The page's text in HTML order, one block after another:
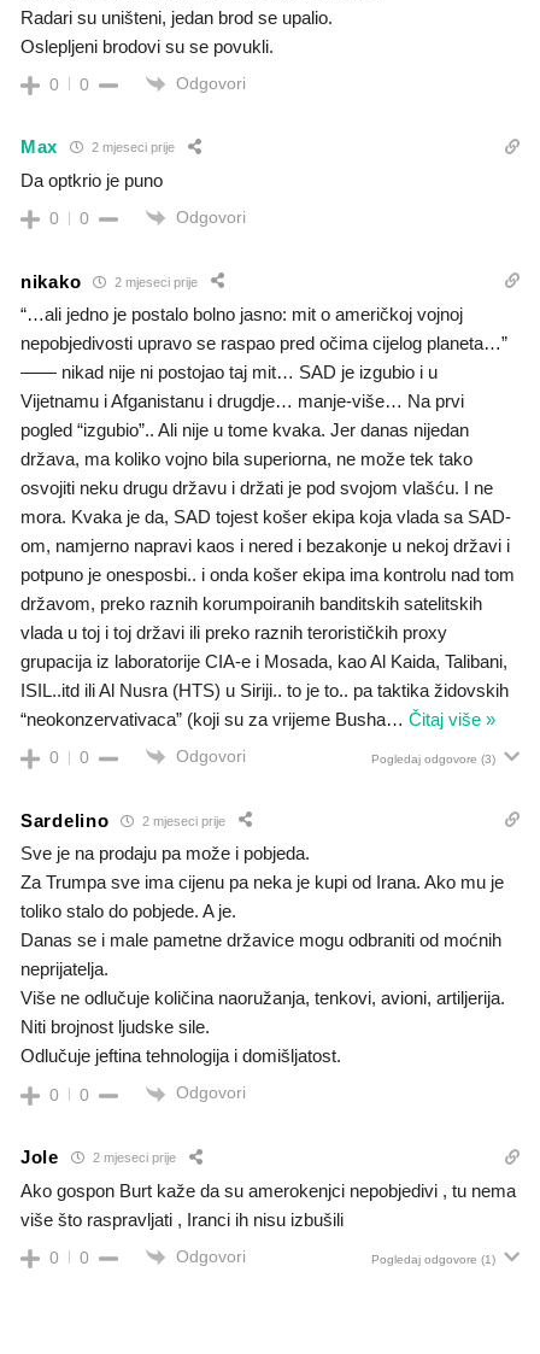
Radari su uništeni, jedan brod se upalio.
Oslepljeni brodovi su se povukli.
0 0 Odgovori
Max 2 mjeseci prije
Da optkrio je puno
0 0 Odgovori
nikako 2 mjeseci prije
“…ali jedno je postalo bolno jasno: mit o američkoj vojnoj
nepobjedivosti upravo se raspao pred očima cijelog planeta…”
—— nikad nije ni postojao taj mit… SAD je izgubio i u
Vijetnamu i Afganistanu i drugdje… manje-više… Na prvi
pogled “izgubio”.. Ali nije u tome kvaka. Jer danas nijedan
država, ma koliko vojno bila superiorna, ne može tek tako
osvojiti neku drugu državu i držati je pod svojom vlašću. I ne
mora. Kvaka je da, SAD tojest košer ekipa koja vlada sa SAD-
om, namjerno napravi kaos i nered i bezakonje u nekoj državi i
potpuno je onesposbi.. i onda košer ekipa ima kontrolu nad tom
državom, preko raznih korumpoiranih banditskih satelitskih
vlada u toj i toj državi ili preko raznih terorističkih proxy
grupacija iz laboratorije CIA-e i Mosada, kao Al Kaida, Talibani,
ISIL..itd ili Al Nusra (HTS) u Siriji.. to je to.. pa taktika židovskih
“neokonzervativaca” (koji su za vrijeme Busha… Čitaj više »
0 0 Odgovori Pogledaj odgovore (3)
Sardelino 2 mjeseci prije
Sve je na prodaju pa može i pobjeda.
Za Trumpa sve ima cijenu pa neka je kupi od Irana. Ako mu je
toliko stalo do pobjede. A je.
Danas se i male pametne državice mogu odbraniti od moćnih
neprijatelja.
Više ne odlučuje količina naoružanja, tenkovi, avioni, artiljerija.
Niti brojnost ljudske sile.
Odlučuje jeftina tehnologija i domišljatost.
0 0 Odgovori
Jole 2 mjeseci prije
Ako gospon Burt kaže da su amerokenjci nepobjedivi , tu nema
više što raspravljati , Iranci ih nisu izbušili
0 0 Odgovori Pogledaj odgovore (1)